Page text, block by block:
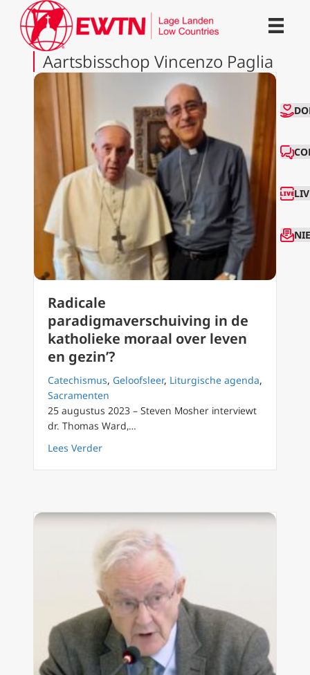
Aartsbisschop Vincenzo Paglia
Radicale
paradigmaverschuiving in de
katholieke moraal over leven
en gezin’?
Catechismus, Geloofsleer, Liturgische agenda,
Sacramenten
25 augustus 2023 – Steven Mosher interviewt
dr. Thomas Ward,…
Lees Verderabout Radicale paradigmaverschuiving in